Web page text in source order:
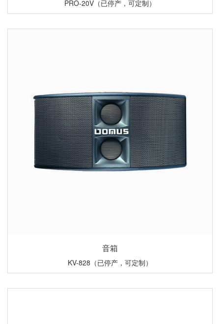
PRO-20V（已停产，可定制）
音箱
KV-828（已停产，可定制）